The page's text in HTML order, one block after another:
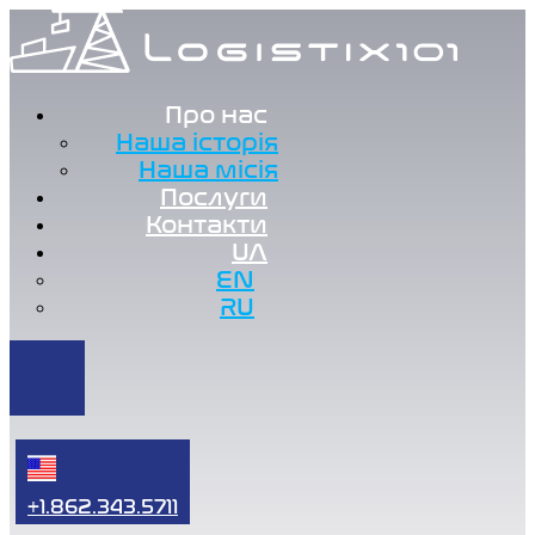
Про нас
Наша історія
Наша місія
Послуги
Контакти
UA
EN
RU
+1.862.343.5711